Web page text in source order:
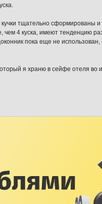
кучки тщательно сформированы
чем 4 куска, имеют тенденцию
пока еще не
я храню в сейфе отеля во